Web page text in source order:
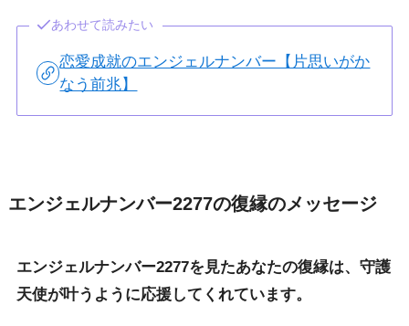
あわせて読みたい
恋愛成就のエンジェルナンバー【片思いがか
なう前兆】
エンジェルナンバー2277の復縁のメッセージ
エンジェルナンバー2277を見たあなたの復縁は、守護
天使が叶うように応援してくれています。